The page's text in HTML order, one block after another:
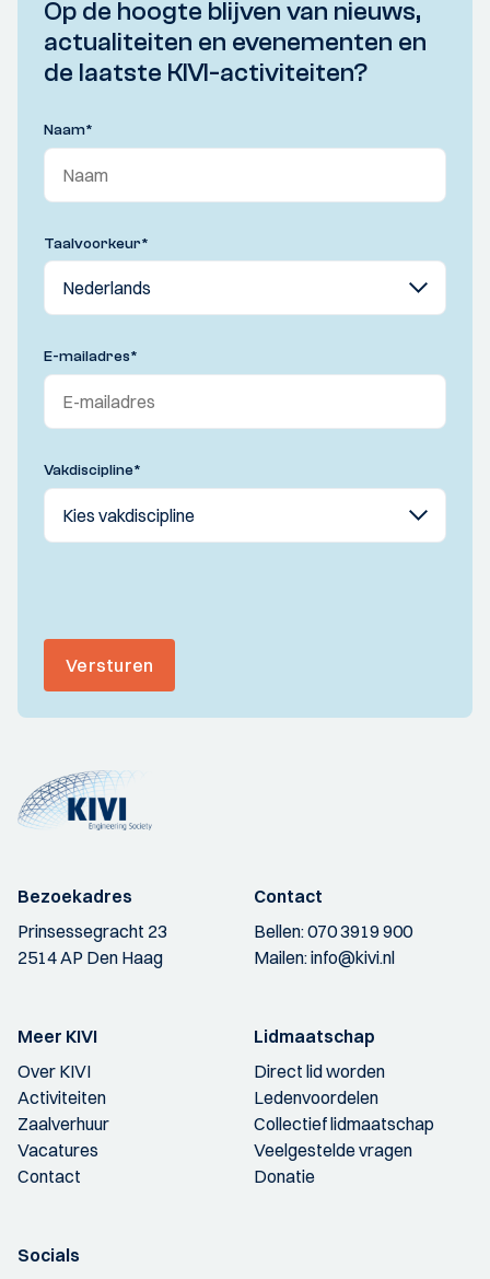
Op de hoogte blijven van nieuws,
actualiteiten en evenementen en
de laatste KIVI-activiteiten?
Naam*
Taalvoorkeur*
E-mailadres*
Vakdiscipline*
Versturen
Bezoekadres
Prinsessegracht 23
2514 AP Den Haag
Contact
Bellen:070 3919 900
Mailen:info@kivi.nl
Meer KIVI
Over KIVI
Activiteiten
Zaalverhuur
Vacatures
Contact
Lidmaatschap
Direct lid worden
Ledenvoordelen
Collectief lidmaatschap
Veelgestelde vragen
Donatie
Socials